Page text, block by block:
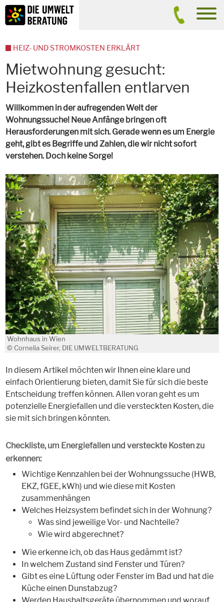
Inhalt
Suche
Mietwohnung gesucht:
Heizkostenfallen entlarven
Willkommen in der aufregenden Welt der
Wohnungssuche! Neue Anfänge bringen oft
Herausforderungen mit sich. Gerade wenn es um Energie
geht, gibt es Begriffe und Zahlen, die wir nicht sofort
verstehen. Doch keine Sorge!
Wohnhaus in Wien
© Cornelia Seirer, DIE UMWELTBERATUNG
In diesem Artikel möchten wir Ihnen eine klare und
einfach Orientierung bieten, damit Sie für sich die beste
Entscheidung treffen können. Allen voran geht es um
potenzielle Energiefallen und die versteckten Kosten, die
sie mit sich bringen könnten.
Checkliste, um Energiefallen und versteckte Kosten zu
erkennen:
Wichtige Kennzahlen bei der Wohnungssuche (HWB,
EKZ, fGEE, kWh) und wie diese mit Kosten
zusammenhängen
Welches Heizsystem befindet sich in der Wohnung?
Was sind jeweilige Vor- und Nachteile?
Wie wird abgerechnet?
Wie erkenne ich, ob das Haus gedämmt ist?
In welchem Zustand sind Fenster und Türen?
Gibt es eine Lüftung oder Fenster im Bad und hat die
Küche einen Dunstabzug?
HEIZ- UND STROMKOSTEN ERKLÄRT